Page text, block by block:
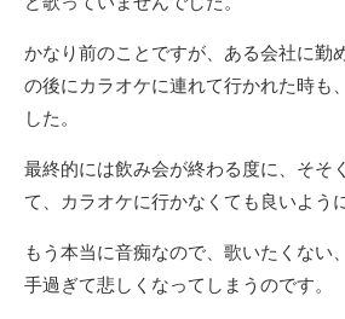
かなり前のことですが、ある会社に勤
の後にカラオケに連れて行かれた時も
した。
最終的には飲み会が終わる度に、そそ
て、カラオケに行かなくても良いよう
もう本当に音痴なので、歌いたくない
手過ぎて悲しくなってしまうのです。